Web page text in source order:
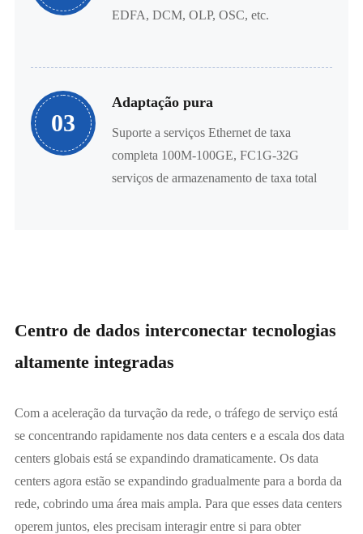
EDFA, DCM, OLP, OSC, etc.
03
Adaptação pura
Suporte a serviços Ethernet de taxa
completa 100M-100GE, FC1G-32G
serviços de armazenamento de taxa total
Centro de dados interconectar tecnologias
altamente integradas
Com a aceleração da turvação da rede, o tráfego de serviço está
se concentrando rapidamente nos data centers e a escala dos data
centers globais está se expandindo dramaticamente. Os data
centers agora estão se expandindo gradualmente para a borda da
rede, cobrindo uma área mais ampla. Para que esses data centers
operem juntos, eles precisam interagir entre si para obter